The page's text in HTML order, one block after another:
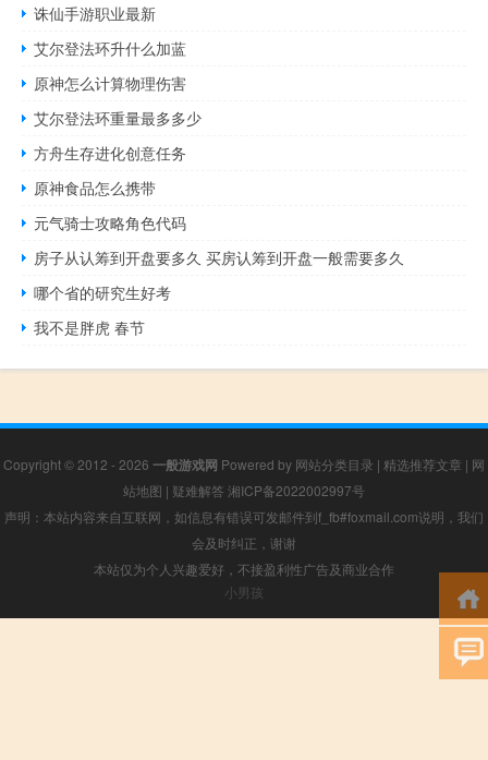
诛仙手游职业最新
艾尔登法环升什么加蓝
原神怎么计算物理伤害
艾尔登法环重量最多多少
方舟生存进化创意任务
原神食品怎么携带
元气骑士攻略角色代码
房子从认筹到开盘要多久 买房认筹到开盘一般需要多久
哪个省的研究生好考
我不是胖虎 春节
Copyright © 2012 - 2026 一般游戏网 Powered by 网站分类目录 | 精选推荐文章 | 网
站地图 | 疑难解答 湘ICP备2022002997号
声明：本站内容来自互联网，如信息有错误可发邮件到f_fb#foxmail.com说明，我们
会及时纠正，谢谢
本站仅为个人兴趣爱好，不接盈利性广告及商业合作
小男孩